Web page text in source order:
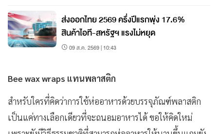
ส่งออกไทย 2569 ครึ่งปีแรกพุ่ง 17.6%
สินค้าไอที-สหรัฐฯ แรงไม่หยุด
09 ส.ค. 2569 | 10:43
Bee wax wraps แทนพลาสติก
สำหรับใครที่คิดว่าการใช้ห่ออาหารด้วยบรรจุภัณฑ์พลาสติก
เป็นแค่ทางเลือกเดียวที่จะถนอมอาหารได้ ขอให้คิดใหม่